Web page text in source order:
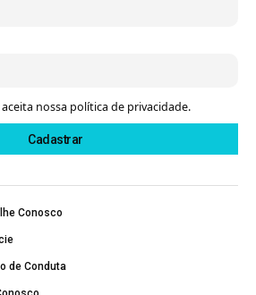
nossa política de privacidade.
Conosco
de Conduta